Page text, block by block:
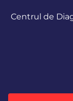
Centrul de